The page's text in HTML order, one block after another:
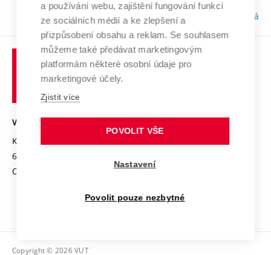
Odpovědnost:Bc. Tereza Kučerová
VYSOKÉ UČENÍ TECHNICKÉ V BRNĚ
Kolejní 2906/4
612 00 Brno
Czech Republic
Copyright © 2026 VUT
a používání webu, zajištění fungování funkcí
ze sociálních médií a ke zlepšení a
přizpůsobení obsahu a reklam. Se souhlasem
můžeme také předávat marketingovým
platformám některé osobní údaje pro
marketingové účely.
Zjistit více
POVOLIT VŠE
Nastavení
Povolit pouze nezbytné